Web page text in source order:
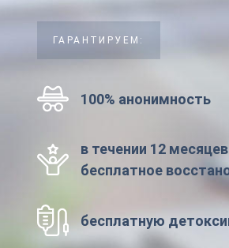
ГАРАНТИРУЕМ:
100% анонимность
в течении 12 месяцев
бесплатное
бесплатную